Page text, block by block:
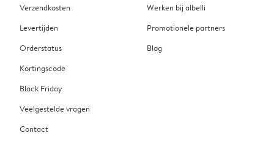
Verzendkosten
Levertijden
Orderstatus
Kortingscode
Black Friday
Veelgestelde vragen
Contact
Werken bij albelli
Promotionele partners
Blog